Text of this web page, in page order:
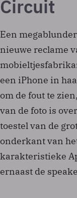
Circuit
Een
nieuwe reclame
een iPhone in
om de fout te
van de foto is
toestel van de
onderkant van
karakteristieke
ernaast de